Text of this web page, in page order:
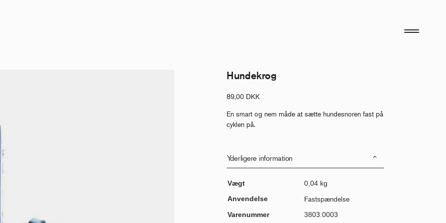
Hundekrog
89,00 DKK
En smart og nem måde at sætte hundesnoren fast på
cyklen på.
Yderligere information
Vægt
0,04 kg
Anvendelse
Fastspændelse
Varenummer 3803.0003